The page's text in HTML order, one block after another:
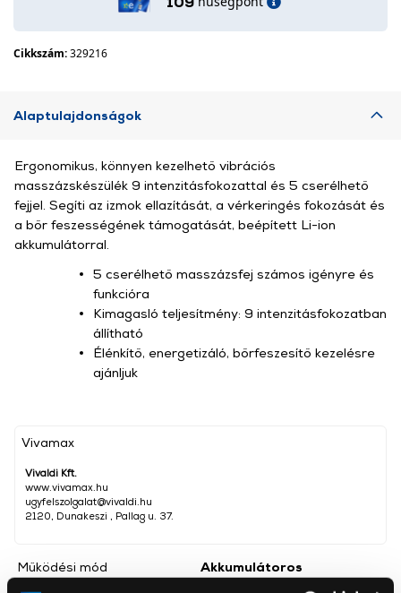
Cikkszám:329216
Alaptulajdonságok
Vivamax
Vivaldi Kft.
www.vivamax.hu
ugyfelszolgalat@vivaldi.hu
2120, Dunakeszi , Pallag u. 37.
Működési mód Akkumulátoros
Ergonomikus, könnyen kezelhető vibrációs
masszázskészülék 9 intenzitásfokozattal és 5 cserélhető
fejjel. Segíti az izmok ellazítását, a vérkeringés fokozását és
a bőr feszességének támogatását, beépített Li-ion
akkumulátorral.
5 cserélhető masszázsfej számos igényre és
funkcióra
Kimagasló teljesítmény: 9 intenzitásfokozatban
állítható
Élénkítő, energetizáló, bőrfeszesítő kezelésre
ajánljuk